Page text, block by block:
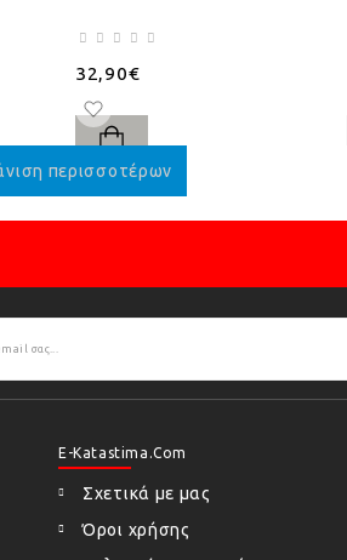
32,90€
E-Katastima.com
Σχετικά με μας
Όροι χρήσης